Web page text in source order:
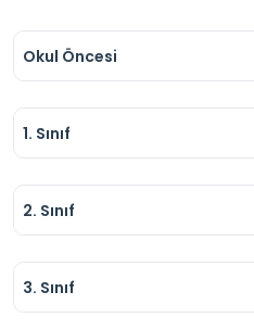
Okul Öncesi
1. Sınıf
2. Sınıf
3. Sınıf